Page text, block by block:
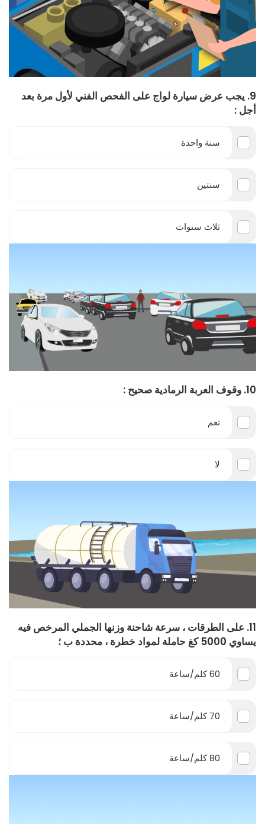
9. يجب عرض سيارة لواج على الفحص الفني لأول مرة بعد
أجل :
سنة واحدة
سنتين
ثلاث سنوات
10. وقوف العربة الرمادية صحيح :
نعم
لا
11. على الطرقات ، سرعة شاحنة وزنها الجملي المرخص فيه
يساوي 5000 كغ حاملة لمواد خطرة ، محددة ب ؛
60 كلم/ساعة
70 كلم/ساعة
80 كلم/ساعة